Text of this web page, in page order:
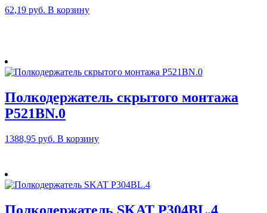
62,19 руб. В корзину
Полкодержатель скрытого монтажа
P521BN.0
1388,95 руб. В корзину